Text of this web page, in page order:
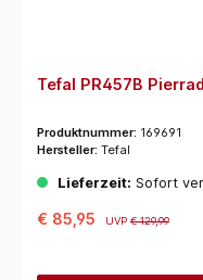
Tefal PR457B
Produktnummer: 169691
Hersteller: Tefal
Lieferzeit: Sofort
€ 85,95 UVP€ 129,99